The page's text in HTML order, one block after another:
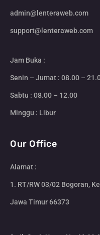
admin@lenteraweb.com
support@lenteraweb.com
Jam Buka :
Senin – Jumat : 08.00 –
Sabtu : 08.00 – 12.00
Minggu : Libur
Our Office
Alamat :
1. RT/RW 03/02 Bogoran,
Jawa Timur 66373